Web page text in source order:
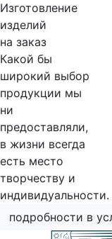
Изготовление
изделий
на заказ
Какой бы
широкий выбор
продукции мы
ни
предоставляли,
в жизни всегда
есть место
творчеству и
индивидуальности.
подробности в